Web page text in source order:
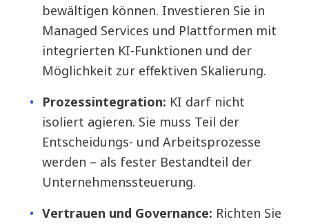
bewältigen können. Investieren Sie in
Managed Services und Plattformen mit
integrierten KI-Funktionen und der
Möglichkeit zur effektiven Skalierung.
Prozessintegration: KI darf nicht
isoliert agieren. Sie muss Teil der
Entscheidungs- und Arbeitsprozesse
werden – als fester Bestandteil der
Unternehmenssteuerung.
Vertrauen und Governance: Richten Sie